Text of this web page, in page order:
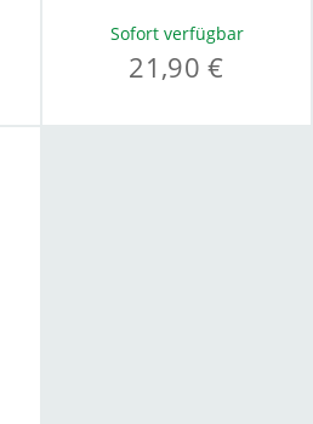
Sofort verfügbar
21,90 €